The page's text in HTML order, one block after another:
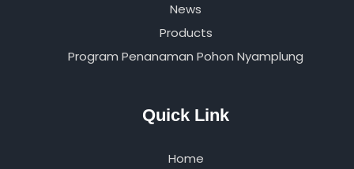
News
Products
Program Penanaman Pohon Nyamplung
Quick Link
Home